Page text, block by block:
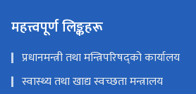
महत्त्वपूर्ण लिङ्कहरू
प्रधानमन्त्री तथा मन्त्रिपरिषद्को कार्यालय
स्वास्थ्य तथा खाद्य स्वच्छता मन्त्रालय